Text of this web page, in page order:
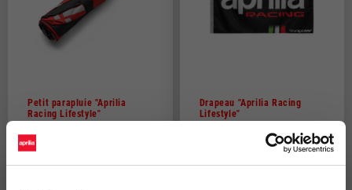
Petit parapluie "Aprilia
Racing Lifestyle"
Drapeau "Aprilia Racing
Lifestyle"
NOUVEAU